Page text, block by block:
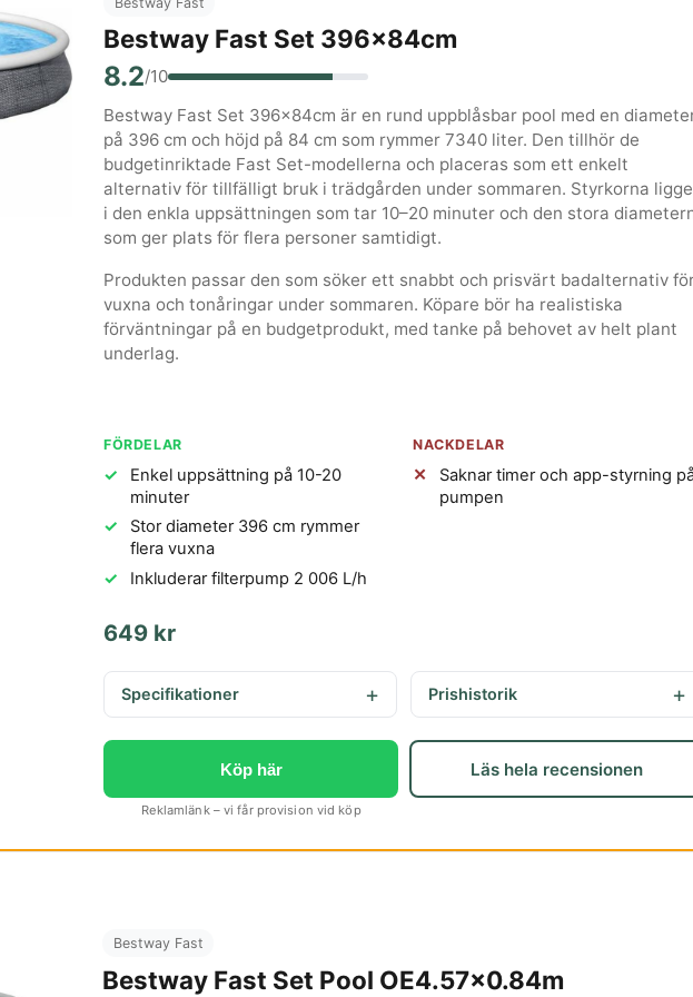
Bestway Fast Set 396x84cm
8.2/10
Bestway Fast Set 396x84cm är en rund uppblåsbar pool med en
på 396 cm och höjd på 84 cm som rymmer 7340 liter. Den tillhör de
budgetinriktade Fast Set-modellerna och placeras som ett enkelt
alternativ för tillfälligt bruk i trädgården under sommaren. Styrkorna
i den enkla uppsättningen som tar 10–20 minuter och den stora
som ger plats för flera personer samtidigt.
Produkten passar den som söker ett snabbt och prisvärt badalternativ
vuxna och tonåringar under sommaren. Köpare bör ha realistiska
förväntningar på en budgetprodukt, med tanke på behovet av helt plant
underlag.
FÖRDELAR
Enkel uppsättning på 10-20
minuter
Stor diameter 396 cm rymmer
flera vuxna
Inkluderar filterpump 2 006 L/h
NACKDELAR
Saknar timer och app-styrning
pumpen
649 kr
Specifikationer Prishistorik
Köp här
Reklamlänk – vi får provision vid köp
Läs hela recensionen
Bestway Fast
Bestway Fast Set Pool OE4.57x0.84m